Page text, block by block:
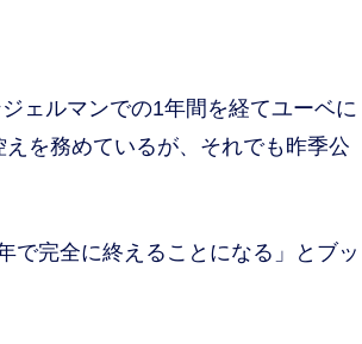
ェルマンでの1年間を経てユーベに
を務めているが、それでも昨季公
で完全に終えることになる」とブッ